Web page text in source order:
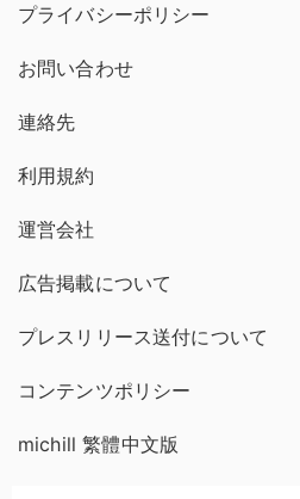
プライバシーポリシー
お問い合わせ
連絡先
利用規約
運営会社
広告掲載について
プレスリリース送付について
コンテンツポリシー
michill 繁體中文版